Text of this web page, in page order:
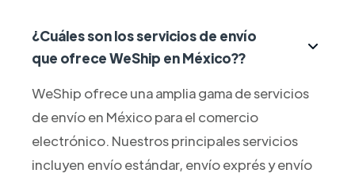
¿Cuáles son los servicios de envío
que ofrece WeShip en México??
WeShip ofrece una amplia gama de servicios
de envío en México para el comercio
electrónico. Nuestros principales servicios
incluyen envío estándar, envío exprés y envío